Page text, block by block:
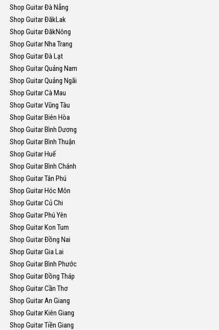
Shop Guitar Đà Nẵng
Shop Guitar ĐăkLak
Shop Guitar ĐăkNông
Shop Guitar Nha Trang
Shop Guitar Đà Lạt
Shop Guitar Quảng Nam
Shop Guitar Quảng Ngãi
Shop Guitar Cà Mau
Shop Guitar Vũng Tàu
Shop Guitar Biên Hòa
Shop Guitar Bình Dương
Shop Guitar Bình Thuận
Shop Guitar Huế
Shop Guitar Bình Chánh
Shop Guitar Tân Phú
Shop Guitar Hóc Môn
Shop Guitar Củ Chi
Shop Guitar Phú Yên
Shop Guitar Kon Tum
Shop Guitar Đồng Nai
Shop Guitar Gia Lai
Shop Guitar Bình Phước
Shop Guitar Đồng Tháp
Shop Guitar Cần Thơ
Shop Guitar An Giang
Shop Guitar Kiên Giang
Shop Guitar Tiền Giang